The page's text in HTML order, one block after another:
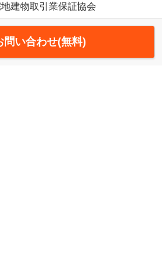
地建物取引業保証協会
問い合わせ(無料)